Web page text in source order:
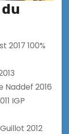
2017 100%
Naddef 2016
IGP
2012